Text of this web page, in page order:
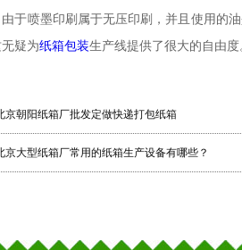
于喷墨印刷属于无压印刷，并且使用的
疑为纸箱包装生产线提供了很大的自由度
京朝阳纸箱厂批发定做快递打包纸箱
京大型纸箱厂常用的纸箱生产设备有哪些？